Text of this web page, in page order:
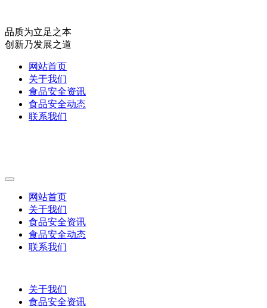
品质为立足之本
创新乃发展之道
网站首页
关于我们
食品安全资讯
食品安全动态
联系我们
网站首页
关于我们
食品安全资讯
食品安全动态
联系我们
关于我们
食品安全资讯